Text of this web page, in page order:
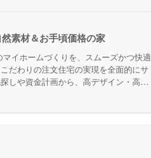
素材＆お手頃価格の家
マイホームづくりを、スムーズかつ快適
だわりの注文住宅の実現を全面的にサ
しや資金計画から、高デザイン・高性